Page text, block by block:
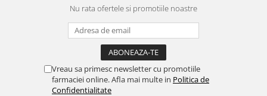
Nu rata ofertele si promotiile noastre
Vreau sa primesc newsletter cu promotiile
farmaciei online. Afla mai multe in Politica de
Confidentialitate